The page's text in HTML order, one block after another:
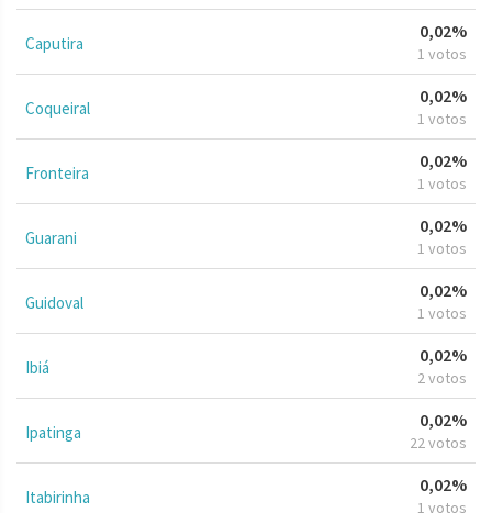
Caputira
0,02%
1 votos
Coqueiral
0,02%
1 votos
Fronteira
0,02%
1 votos
Guarani
0,02%
1 votos
Guidoval
0,02%
1 votos
Ibiá
0,02%
2 votos
Ipatinga
0,02%
22 votos
Itabirinha
0,02%
1 votos